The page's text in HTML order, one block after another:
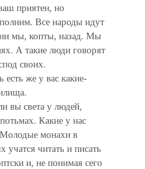
приятен, но
Все народы идут
мы, копты, назад. Мы
А такие люди говорят
своих.
же у вас какие-
вы света у людей,
Какие у нас
монахи в
учатся читать и писать
и, не понимая сего